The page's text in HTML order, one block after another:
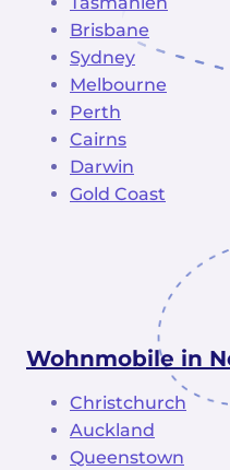
Brisbane
Sydney
Melbourne
Perth
Cairns
Darwin
Gold Coast
Wohnmobile in
Christchurch
Auckland
Queenstown